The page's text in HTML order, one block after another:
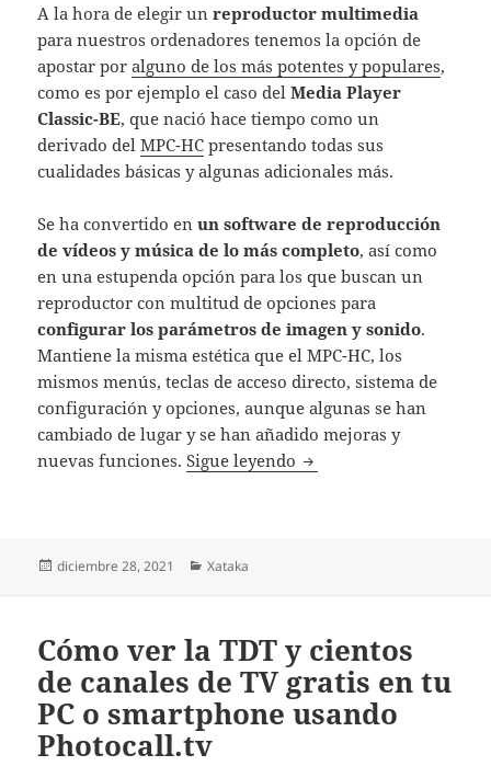
A la hora de elegir unreproductor multimedia
para nuestros ordenadores tenemos la opción de
apostar poralguno de los más potentes y populares,
como es por ejemplo el caso delMedia Player
Classic-BE, que nació hace tiempo como un
derivado delMPC-HC presentando todas sus
cualidades básicas y algunas adicionales más.
Se ha convertido enun software de reproducción
de vídeos y música de lo más completo, así como
en una estupenda opción para los que buscan un
reproductor con multitud de opciones para
configurar los parámetros de imagen y sonido.
Mantiene la misma estética que el MPC-HC, los
mismos menús, teclas de acceso directo, sistema de
configuración y opciones, aunque algunas se han
cambiado de lugar y se han añadido mejoras y
nuevas funciones.Sigue leyendo Media Player Classic-
Publicado
diciembre 28, 2021 Categorías
Xataka
Cómo ver la TDT y cientos
de canales de TV gratis en tu
PC o smartphone usando
Photocall.tv